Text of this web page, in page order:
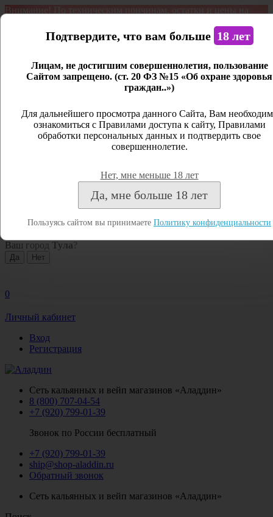
Внимание! По техническим причинам, остатки и цены на
является демонстрационным. Дистанционная продажа не
Открыть сайдбар
Личный кабинет
Закрыть
Посмотреть все результаты
Ваш город Тула ?
0
Личный кабинет
Вход
Регистрация
Сеть кальянных и вейп магазинов «Аладдин»
8 (800) 707-04-54
+7 (920) 799-01-39
Звонок по России бесплатный
+7 (920) 799-01-39
ship@shop-aladdin.ru
Обратный звонок
Сеть кальянных и вейп магазинов «Аладдин»
Подтвердите, что вам больше 18 лет
Лицам, не достигшим совершеннолетия, пользование
Сайтом запрещено. (ст. 20 ФЗ №15 «Об охране здоровья
граждан..»)
Для дальнейшего просмотра данного Сайта, Вам
ознакомиться с Правилами доступа к сайту, Правилами
обработки персональных данных и подтвердить свое
совершеннолетие.
Нет, мне меньше 18 лет
Да, мне больше 18 лет
Пользуясь сайтом вы принимаете Политику конфиденциальности